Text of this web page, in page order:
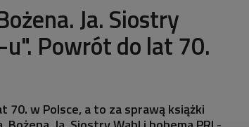
Ja. Siostry
Powrót do lat 70.
70. w Polsce, a to za sprawą książki